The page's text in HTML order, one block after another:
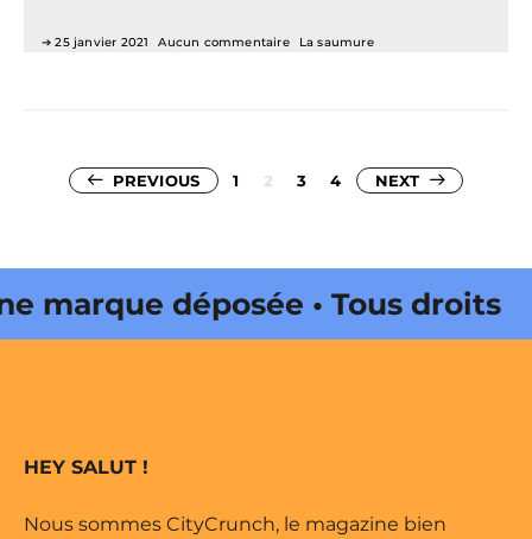
25 janvier 2021 Aucun commentaire La saumure
Pagination
PREVIOUS 1 2 3 4 NEXT
déposée • Tous droits
par Buena Onda Web •
HEY SALUT !
Nous sommes CityCrunch, le magazine bien